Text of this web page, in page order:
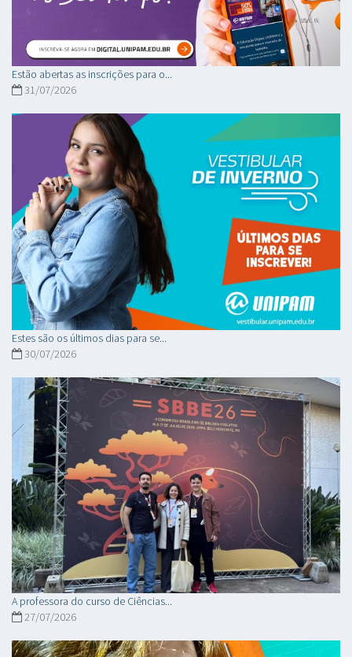
Estão abertas as inscrições para o...
31/07/2026
Estes são os últimos dias para se...
30/07/2026
A professora do curso de Ciências...
27/07/2026